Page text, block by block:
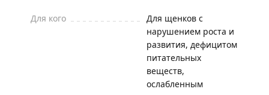
Для кого
Для щенков с
нарушением роста и
развития, дефицитом
питательных
веществ,
ослабленным